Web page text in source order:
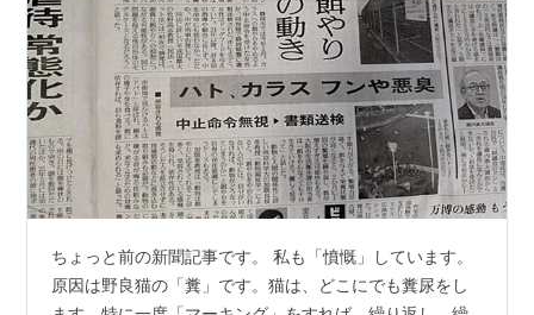
ちょっと前の新聞記事です。 私も「憤慨」しています。
原因は野良猫の「糞」です。猫は、どこにでも糞尿をし